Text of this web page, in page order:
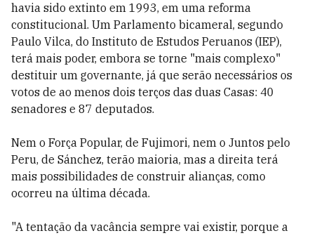
havia sido extinto em 1993, em uma reforma
constitucional. Um Parlamento bicameral, segundo
Paulo Vilca, do Instituto de Estudos Peruanos (IEP),
terá mais poder, embora se torne "mais complexo"
destituir um governante, já que serão necessários os
votos de ao menos dois terços das duas Casas: 40
senadores e 87 deputados.
Nem o Força Popular, de Fujimori, nem o Juntos pelo
Peru, de Sánchez, terão maioria, mas a direita terá
mais possibilidades de construir alianças, como
ocorreu na última década.
"A tentação da vacância sempre vai existir, porque a